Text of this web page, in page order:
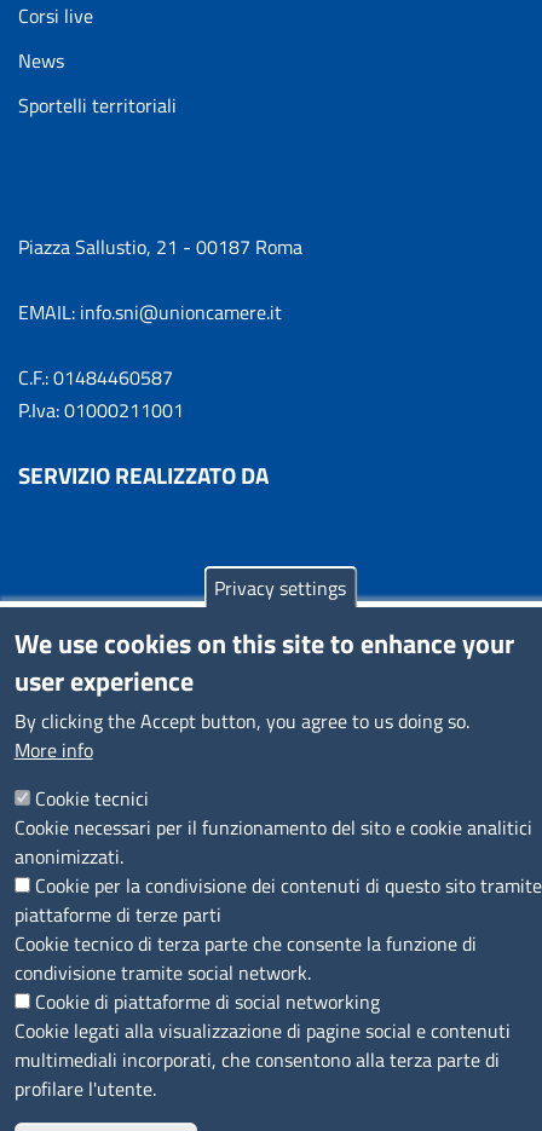
Corsi live
News
Sportelli territoriali
Piazza Sallustio, 21 - 00187 Roma
EMAIL: info.sni@unioncamere.it
C.F.: 01484460587
P.Iva: 01000211001
SERVIZIO REALIZZATO DA
SEGUICI SU
MENÙ PRIVACY
Note legali Privacy e cookie policy Accesso riservato
© 2023 SNI Servizio Nuove Imprese
Privacy settings
We use cookies on this site to enhance your
user experience
By clicking the Accept button, you agree to us doing so.
More info
Cookie tecnici
Cookie necessari per il funzionamento del sito e cookie analitici
anonimizzati.
Cookie per la condivisione dei contenuti di questo sito tramite
piattaforme di terze parti
Cookie tecnico di terza parte che consente la funzione di
condivisione tramite social network.
Cookie di piattaforme di social networking
Cookie legati alla visualizzazione di pagine social e contenuti
multimediali incorporati, che consentono alla terza parte di
profilare l'utente.